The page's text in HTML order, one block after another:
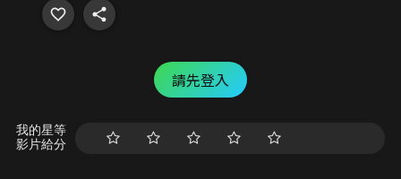
請先登入
我的星等
影片給分